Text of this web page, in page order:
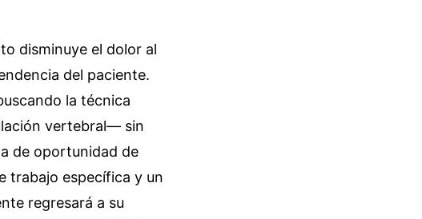
disminuye el dolor al
del paciente.
la técnica
vertebral— sin
de oportunidad de
trabajo específica y un
regresará a su